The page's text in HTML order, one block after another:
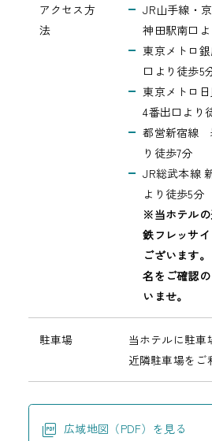
アクセス方
法
JR山手線・
神田駅南口
東京メトロ
口より徒歩5
東京メトロ
4番出口より
都営新宿線
り徒歩7分
JR総武本線
より徒歩5分
※当ホテルの
鉄フレッサ
ございます
名をご確認
いませ。
駐車場
当ホテルに駐車
近隣駐車場をご
広域地図（PDF）を見る